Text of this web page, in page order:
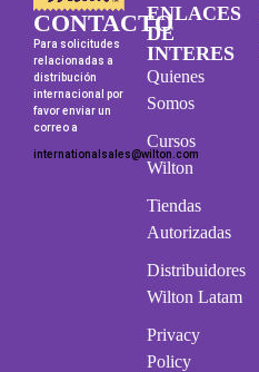
CONTACTO
Para solicitudes
relacionadas a
distribución
internacional por
favor enviar un
correo a
internationalsales@wilton.com
ENLACES
DE
INTERES
Quienes
Somos
Cursos
Wilton
Tiendas
Autorizadas
Distribuidores
Wilton Latam
Privacy
Policy